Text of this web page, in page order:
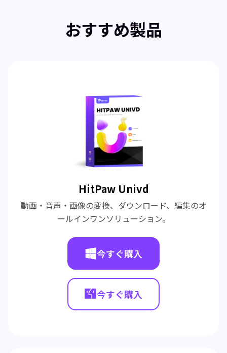
おすすめ製品
HitPaw Univd
動画・音声・画像の変換、ダウンロード、編集のオ
ールインワンソリューション。
今すぐ購入
今すぐ購入